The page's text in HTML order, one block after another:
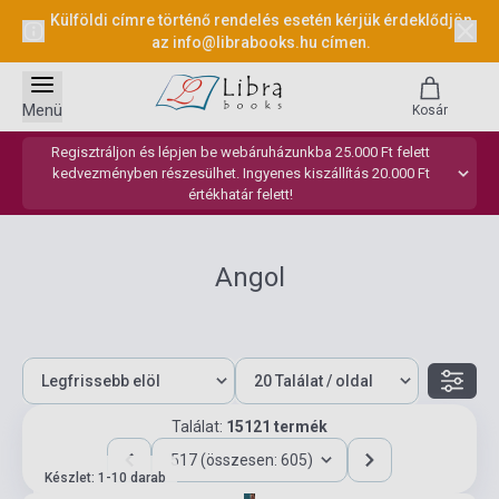
Külföldi címre történő rendelés esetén kérjük érdeklődjön
az info@librabooks.hu címen.
Regisztráljon és lépjen be webáruházunkba 25.000 Ft felett
kedvezményben részesülhet. Ingyenes kiszállítás 20.000 Ft
értékhatár felett!
Menü Kosár
Angol
Találat: 15121 termék
517 (összesen: 605)
Készlet: 1-10 darab